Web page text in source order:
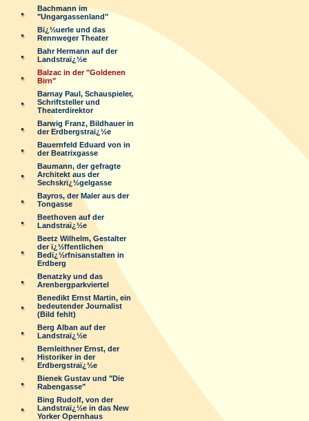
Bachmann im
"Ungargassenland"
Bï¿½uerle und das
Rennweger Theater
Bahr Hermann auf der
Landstraï¿½e
Balzac in der "Goldenen
Birn"
Barnay Paul, Schauspieler,
Schriftsteller und
Theaterdirektor
Barwig Franz, Bildhauer in
der Erdbergstraï¿½e
Bauernfeld Eduard von in
der Beatrixgasse
Baumann, der gefragte
Architekt aus der
Sechskrï¿½gelgasse
Bayros, der Maler aus der
Tongasse
Beethoven auf der
Landstraï¿½e
Beetz Wilhelm, Gestalter
der ï¿½ffentlichen
Bedï¿½rfnisanstalten in
Erdberg
Benatzky und das
Arenbergparkviertel
Benedikt Ernst Martin, ein
bedeutender Journalist
(Bild fehlt)
Berg Alban auf der
Landstraï¿½e
Bernleithner Ernst, der
Historiker in der
Erdbergstraï¿½e
Bienek Gustav und "Die
Rabengasse"
Bing Rudolf, von der
Landstraï¿½e in das New
Yorker Opernhaus